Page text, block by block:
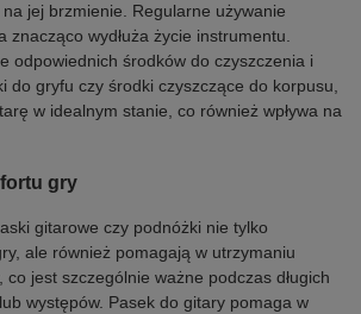
na jej brzmienie. Regularne używanie
znacząco wydłuża życie instrumentu.
odpowiednich środków do czyszczenia i
do gryfu czy środki czyszczące do korpusu,
w idealnym stanie, co również wpływa na
gry
gitarowe czy podnóżki nie tylko
ale również pomagają w utrzymaniu
co jest szczególnie ważne podczas długich
występów. Pasek do gitary pomaga w